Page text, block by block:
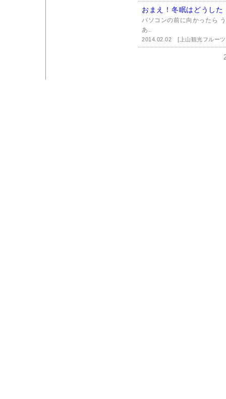
おまえ！冬眠はどうした
パソコンの前に向かったら
あ..
2014.02.02[上山観光フルー